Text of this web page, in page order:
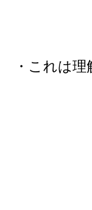
・これは